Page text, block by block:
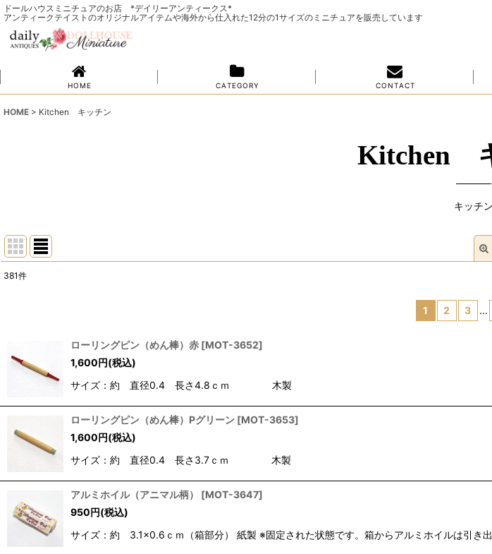
ドールハウスミニチュアのお店 *デイリーアンティークス*
アンティークテイストのオリジナルアイテムや海外から仕入れた12分の1サイズのミニチュアを販売しています
H O M E C A T E G O R Y C O N T A C T
HOME > Kitchen キッチン
Kitchen
キッチン
並び順:
絞り込
381件
1 2 3 ...
ローリングピン（めん棒）赤 [MOT-3652]
1,600円(税込)
サイズ：約 直径0.4 長さ4.8ｃｍ 木製
ローリングピン（めん棒）Pグリーン [MOT-3653]
1,600円(税込)
サイズ：約 直径0.4 長さ3.7ｃｍ 木製
アルミホイル（アニマル柄） [MOT-3647]
950円(税込)
サイズ：約 3.1×0.6ｃｍ（箱部分） 紙製 ※固定された状態です。箱からアルミホイルは引